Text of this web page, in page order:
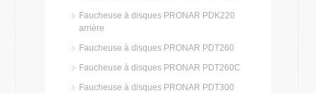
Faucheuse à disques PRONAR PDK220
arrière
Faucheuse à disques PRONAR PDT260
Faucheuse à disques PRONAR PDT260C
Faucheuse à disques PRONAR PDT300